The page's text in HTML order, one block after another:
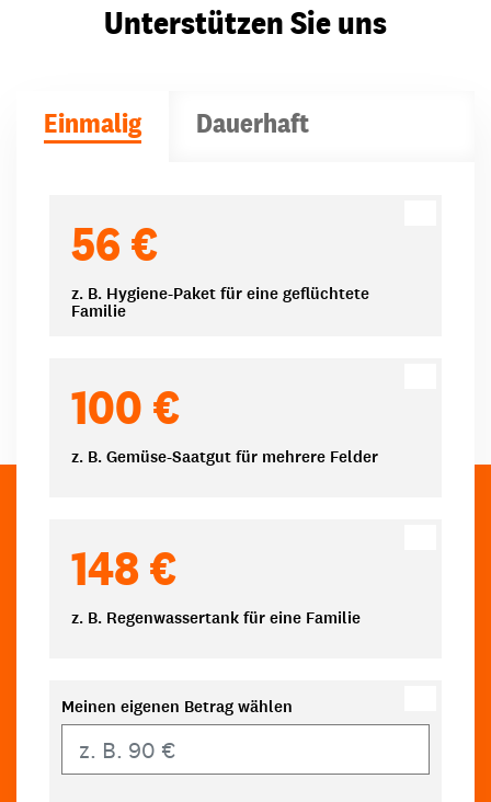
Unterstützen Sie uns
Einmalig Dauerhaft
56 €
z. B. Hygiene-Paket für eine geflüchtete
Familie
100 €
z. B. Gemüse-Saatgut für mehrere Felder
148 €
z. B. Regenwassertank für eine Familie
Meinen eigenen Betrag wählen